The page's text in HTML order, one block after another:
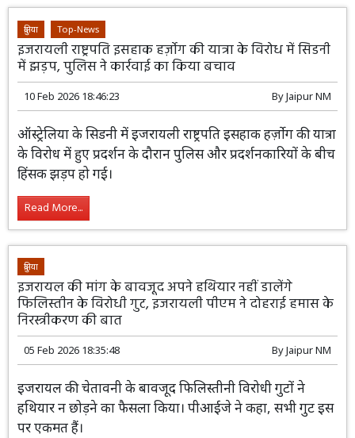
दुनिया Top-News
इजरायली राष्ट्रपति इसहाक हर्ज़ोग की यात्रा के विरोध में सिडनी
में झड़प, पुलिस ने कार्रवाई का किया बचाव
10 Feb 2026 18:46:23 ByJaipur NM
ऑस्ट्रेलिया के सिडनी में इजरायली राष्ट्रपति इसहाक हर्ज़ोग की यात्रा
के विरोध में हुए प्रदर्शन के दौरान पुलिस और प्रदर्शनकारियों के बीच
हिंसक झड़प हो गई।
Read More...
दुनिया
इजरायल की मांग के बावजूद अपने हथियार नहीं डालेंगे
फिलिस्तीन के विरोधी गुट, इजरायली पीएम ने दोहराई हमास के
निरस्त्रीकरण की बात
05 Feb 2026 18:35:48 ByJaipur NM
इजरायल की चेतावनी के बावजूद फिलिस्तीनी विरोधी गुटों ने
हथियार न छोड़ने का फैसला किया। पीआईजे ने कहा, सभी गुट इस
पर एकमत हैं।